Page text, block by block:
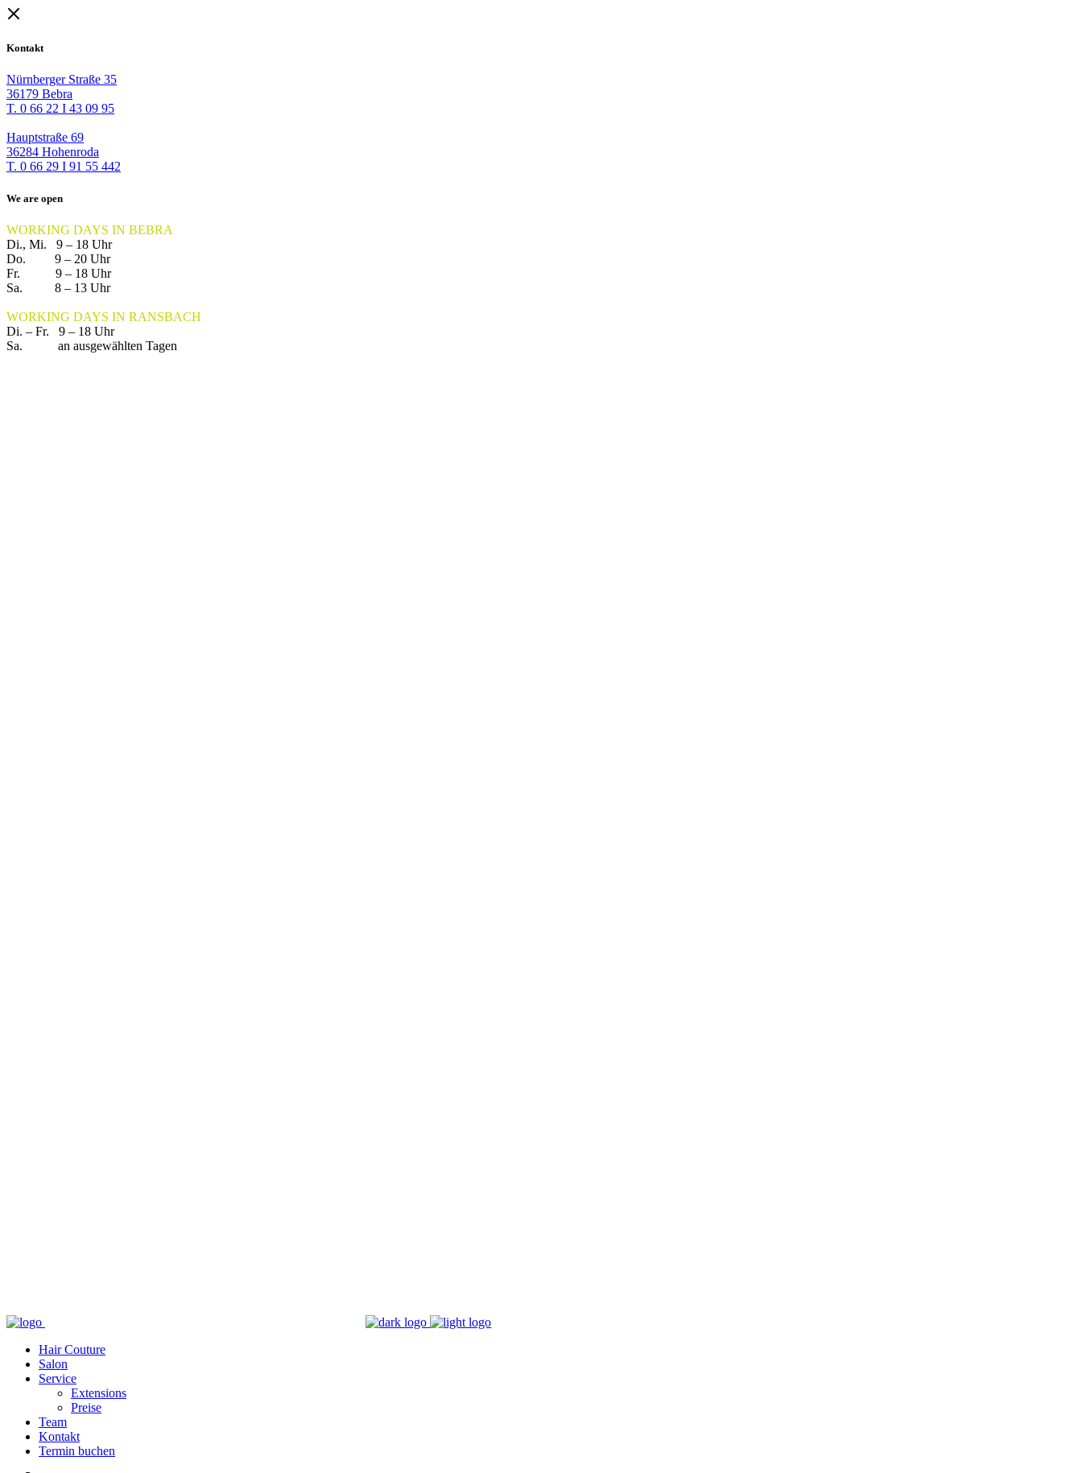
Kontakt
Nürnberger Straße 35
36179 Bebra
T. 0 66 22 I 43 09 95
Hauptstraße 69
36284 Hohenroda
T. 0 66 29 I 91 55 442
We are open
WORKING DAYS IN BEBRA
Di., Mi. 9 – 18 Uhr
Do. 9 – 20 Uhr
Fr. 9 – 18 Uhr
Sa. 8 – 13 Uhr
WORKING DAYS IN RANSBACH
Di. – Fr. 9 – 18 Uhr
Sa. an ausgewählten Tagen
Hair Couture
Salon
Service
Extensions
Preise
Team
Kontakt
Termin buchen